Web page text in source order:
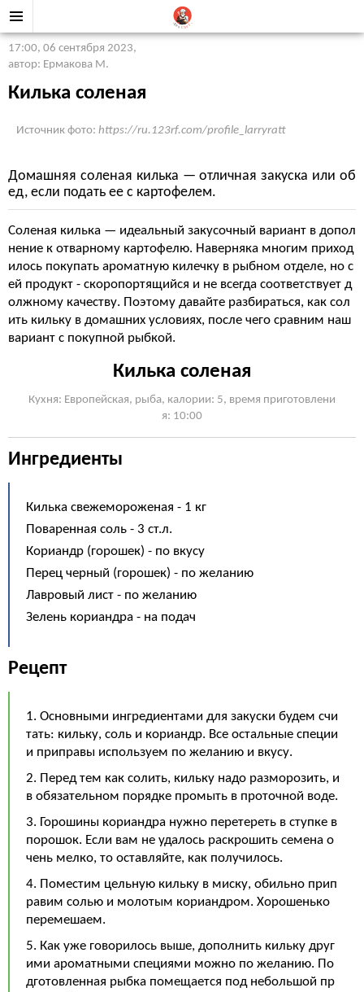
17:00, 06 сентября 2023,
автор: Ермакова М.
Килька соленая
Источник фото: https://ru.123rf.com/profile_larryratt
Домашняя соленая килька — отличная закуска или об
ед, если подать ее с картофелем.
Соленая килька — идеальный закусочный вариант в допол
нение к отварному картофелю. Наверняка многим приход
илось покупать ароматную килечку в рыбном отделе, но с
ей продукт - скоропортящийся и не всегда соответствует д
олжному качеству. Поэтому давайте разбираться, как сол
ить кильку в домашних условиях, после чего сравним наш
вариант с покупной рыбкой.
Килька соленая
Кухня: Европейская, рыба, калории: 5, время приготовлени
я: 10:00
Ингредиенты
Килька свежемороженая - 1 кг
Поваренная соль - 3 ст.л.
Кориандр (горошек) - по вкусу
Перец черный (горошек) - по желанию
Лавровый лист - по желанию
Зелень кориандра - на подач
Рецепт
1. Основными ингредиентами для закуски будем счи
тать: кильку, соль и кориандр. Все остальные специи
и приправы используем по желанию и вкусу.
2. Перед тем как солить, кильку надо разморозить, и
в обязательном порядке промыть в проточной воде.
3. Горошины кориандра нужно перетереть в ступке в
порошок. Если вам не удалось раскрошить семена о
чень мелко, то оставляйте, как получилось.
4. Поместим цельную кильку в миску, обильно прип
равим солью и молотым кориандром. Хорошенько
перемешаем.
5. Как уже говорилось выше, дополнить кильку друг
ими ароматными специями можно по желанию. По
дготовленная рыбка помещается под небольшой пр